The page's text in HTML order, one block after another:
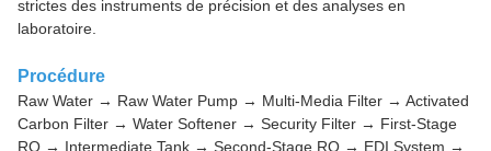
strictes des instruments de précision et des analyses en
laboratoire.
Procédure
Raw Water → Raw Water Pump → Multi-Media Filter → Activated
Carbon Filter → Water Softener → Security Filter → First-Stage
RO → Intermediate Tank → Second-Stage RO → EDI System →